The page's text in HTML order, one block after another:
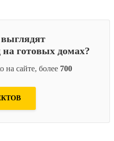
готовых домах?
на сайте, более 700